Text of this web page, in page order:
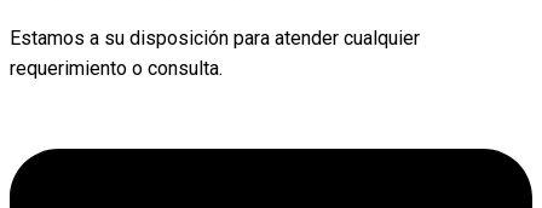
Estamos a su disposición para atender cualquier
requerimiento o consulta.